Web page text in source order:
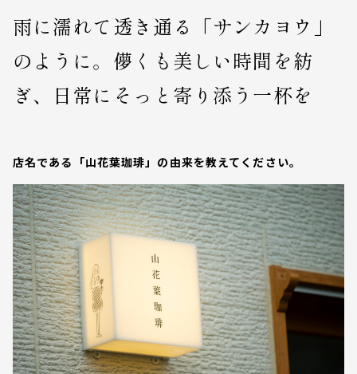
雨に濡れて透き通る「サンカヨウ」
のように。儚くも美しい時間を紡
ぎ、日常にそっと寄り添う一杯を
店名である「山花葉珈琲」の由来を教えてください。